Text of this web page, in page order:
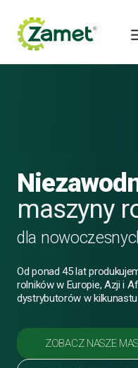
treści
maszyny
dla
Od ponad 45 lat
rolników w Europie, Azji i
dystrybutorów w
ZOBACZ NASZE